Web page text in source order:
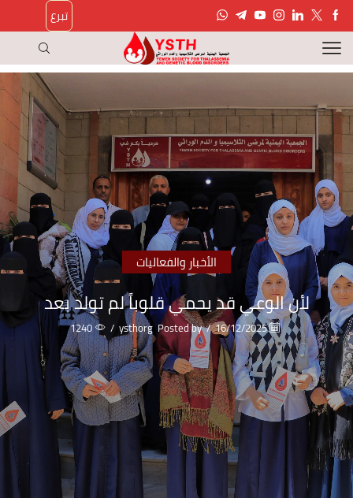
تبرع
الأخبار والفعاليات
لأن الوعي قد يحمي قلوباً لم تولد بعد
16/12/2025
/
Posted by
ysthorg
/
1240